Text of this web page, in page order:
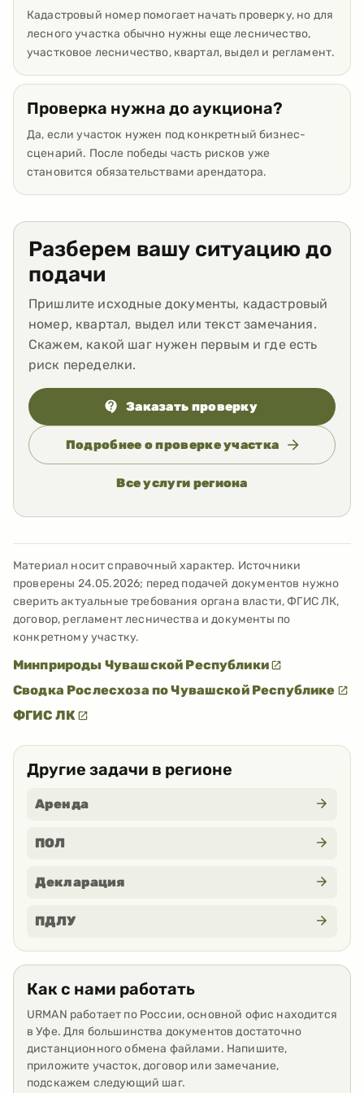
Кадастровый номер помогает начать проверку, но для
лесного участка обычно нужны еще лесничество,
участковое лесничество, квартал, выдел и регламент.
Проверка нужна до аукциона?
Да, если участок нужен под конкретный бизнес-
сценарий. После победы часть рисков уже
становится обязательствами арендатора.
Разберем вашу ситуацию до
подачи
Пришлите исходные документы, кадастровый
номер, квартал, выдел или текст замечания.
Скажем, какой шаг нужен первым и где есть
риск переделки.
Заказать проверку
Подробнее о проверке участка
Все услуги региона
Материал носит справочный характер. Источники
проверены 24.05.2026; перед подачей документов нужно
сверить актуальные требования органа власти, ФГИС ЛК,
договор, регламент лесничества и документы по
конкретному участку.
Минприроды Чувашской Республики
Сводка Рослесхоза по Чувашской Республике
ФГИС ЛК
Другие задачи в регионе
Аренда
ПОЛ
Декларация
ПДЛУ
Как с нами работать
URMAN работает по России, основной офис находится
в Уфе. Для большинства документов достаточно
дистанционного обмена файлами. Напишите,
приложите участок, договор или замечание,
подскажем следующий шаг.